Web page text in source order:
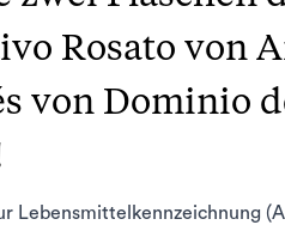
Rosato von
von Dominio
Lebensmittelkennzeichnung